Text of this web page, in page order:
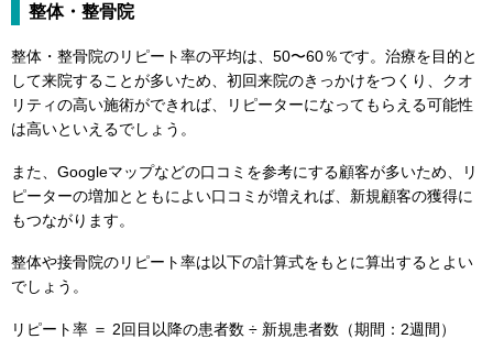
整体・整骨院
整体・整骨院のリピート率の平均は、50〜60％です。治療を目的と
して来院することが多いため、初回来院のきっかけをつくり、クオ
リティの高い施術ができれば、リピーターになってもらえる可能性
は高いといえるでしょう。
また、Googleマップなどの口コミを参考にする顧客が多いため、リ
ピーターの増加とともによい口コミが増えれば、新規顧客の獲得に
もつながります。
整体や接骨院のリピート率は以下の計算式をもとに算出するとよい
でしょう。
リピート率 ＝ 2回目以降の患者数 ÷ 新規患者数（期間：2週間）